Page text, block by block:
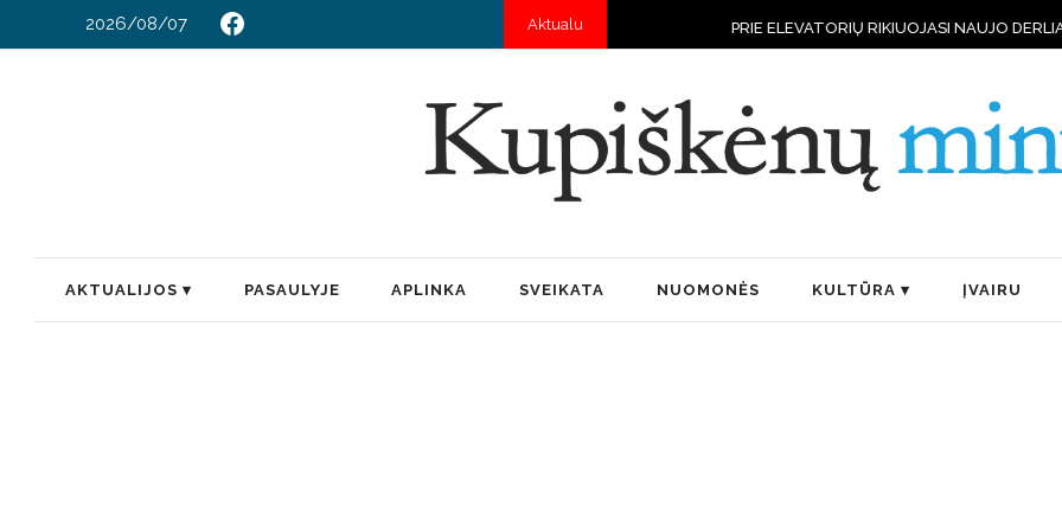
2026/08/07 Aktualu PRIE ELEVATORIŲ RIKIUOJASI NAUJO DERLIAUS
AKTUALIJOS PASAULYJE APLINKA SVEIKATA NUOMONĖS KULTŪRA ĮVAIRU